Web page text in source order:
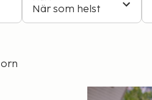
När som helst